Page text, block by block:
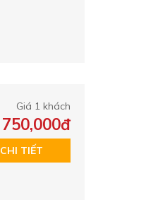
Giá 1 khách
750,000đ
CHI TIẾT